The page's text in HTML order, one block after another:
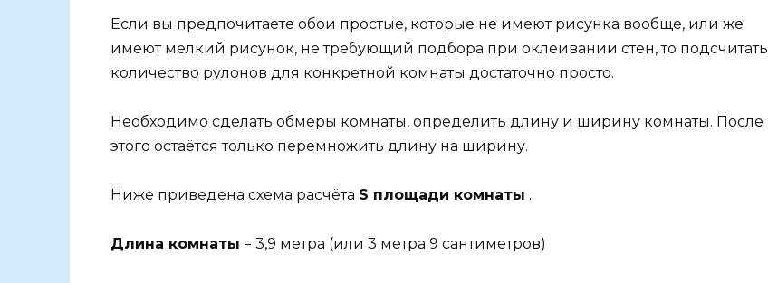
Если вы предпочитаете обои простые, которые не имеют рисунка вообще, или же
имеют мелкий рисунок, не требующий подбора при оклеивании стен, то подсчитать
количество рулонов для конкретной комнаты достаточно просто.
Необходимо сделать обмеры комнаты, определить длину и ширину комнаты. После
этого остаётся только перемножить длину на ширину.
Ниже приведена схема расчёта S площади комнаты .
Длина комнаты = 3,9 метра (или 3 метра 9 сантиметров)